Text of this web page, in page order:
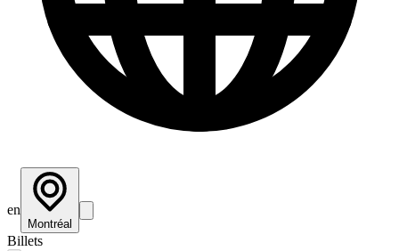
en
Montréal
Billets